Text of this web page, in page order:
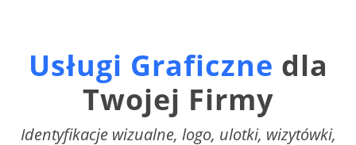
Usługi Graficzne dla
Twojej Firmy
Identyfikacje wizualne, logo, ulotki, wizytówki,